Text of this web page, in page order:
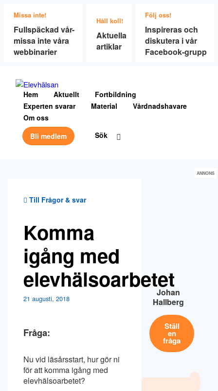
Missa inte!
Fullspäckad vår-
missa inte våra
webbinarier
Håll koll!
Aktuella
artiklar
Följ oss!
Inspireras och
diskutera i vår
Facebook-grupp
Hem Aktuellt
Fortbildning
Experten svarar
Material
Vårdnadshavare
Om oss
Bli medlem
Sök
Till Frågor & svar
Komma
igång med
elevhälsoarbetet
21 augusti, 2018
Fråga:
Nu vid läsårsstart, hur gör ni
för att komma igång med
elevhälsoarbetet?
Johan
Hallberg
Ställ
en
fråga
ANNONS